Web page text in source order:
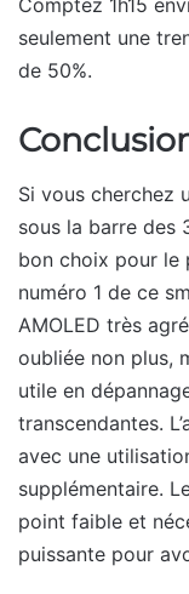
seulement une
de 50%.
Si vous cherchez
sous la barre des
bon choix pour le
numéro 1 de ce
AMOLED très
oubliée non plus,
utile en
transcendantes.
avec une
supplémentaire.
point faible et
puissante pour